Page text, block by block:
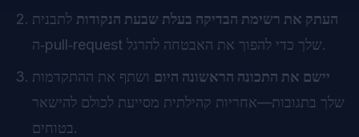
העתק את רשימת הבדיקה בעלת שבעת הנקודות לתבנית
ה‑pull‑request שלך כדי להפוך את האבטחה להרגל.
יישם את התכונה הראשונה היום ושתף את ההתקדמות
שלך בתגובות—אחריות קהילתית מסייעת לכולם להישאר
בטוחים.